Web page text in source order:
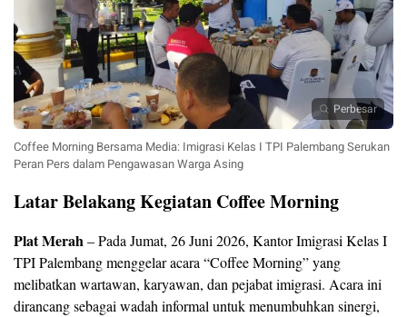
Perbesar
Coffee Morning Bersama Media: Imigrasi Kelas I TPI Palembang Serukan
Peran Pers dalam Pengawasan Warga Asing
Latar Belakang Kegiatan Coffee Morning
Plat Merah– Pada Jumat, 26 Juni 2026, Kantor Imigrasi Kelas I
TPI Palembang menggelar acara “Coffee Morning” yang
melibatkan wartawan, karyawan, dan pejabat imigrasi. Acara ini
dirancang sebagai wadah informal untuk menumbuhkan sinergi,